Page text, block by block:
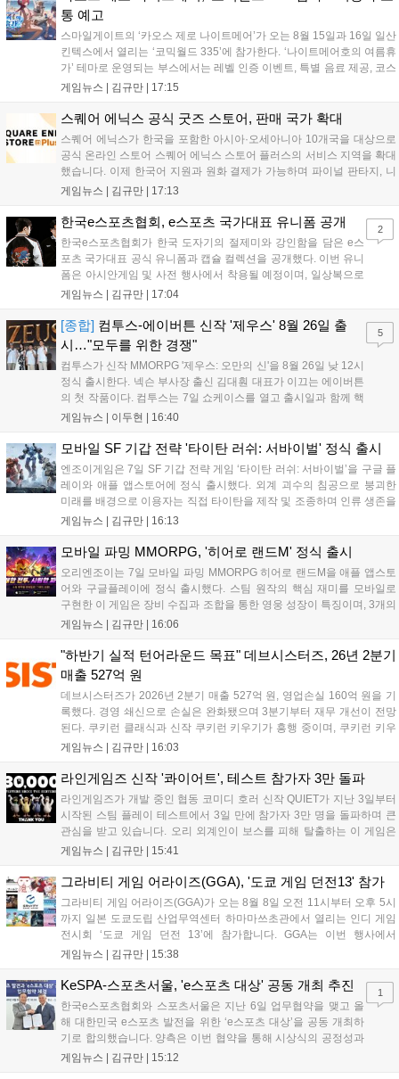
통 예고
스마일게이트의 ‘카오스 제로 나이트메어’가 오는 8월 15일과 16일 일산
킨텍스에서 열리는 ‘코믹월드 335’에 참가한다. ‘나이트메어호의 여름휴
가’ 테마로 운영되는 부스에서는 레벨 인증 이벤트, 특별 음료 제공, 코스
프레 모델 포토존 등 다채로운 행사가 진행된다. 유명 코스어 7인이 캐릭
세한 정보는 공식 커뮤니티에서 확인 가능하다....
게임뉴스 | 김규만 17:15
스퀘어 에닉스 공식 굿즈 스토어, 판매 국가 확대
스퀘어 에닉스가 한국을 포함한 아시아·오세아니아 10개국을 대상으로
공식 온라인 스토어 스퀘어 에닉스 스토어 플러스의 서비스 지역을 확대
했습니다. 이제 한국어 지원과 원화 결제가 가능하며 파이널 판타지, 니
어 등 주요 게임의 피규어, 굿즈를 구매할 수 있습니다. 신상품이 순차적
용 가능합니다....
게임뉴스 | 김규만 17:13
한국e스포츠협회, e스포츠 국가대표 유니폼 공개
한국e스포츠협회가 한국 도자기의 절제미와 강인함을 담은 e스
포츠 국가대표 공식 유니폼과 캡슐 컬렉션을 공개했다. 이번 유니
폼은 아시안게임 및 사전 행사에서 착용될 예정이며, 일상복으로
구성된 컬렉션은 오는 8월 28일부터 골스튜디오 공식 홈페이지
서는 대회 규정에 따라 별도의 유니폼을 착용할 계획이다....
게임뉴스 | 김규만 17:04
2
[종합] 컴투스-에이버튼 신작 '제우스' 8월 26일 출
시…"모두를 위한 경쟁"
컴투스가 신작 MMORPG '제우스: 오만의 신'을 8월 26일 낮 12시
정식 출시한다. 넥슨 부사장 출신 김대훤 대표가 이끄는 에이버튼
의 첫 작품이다. 컴투스는 7일 쇼케이스를 열고 출시일과 함께 핵
심 콘텐츠, 유료화 정책, 운영 방향을 공개했다. 캐릭터명 선점은
의 오만으로 균열이...
게임뉴스 | 이두현 16:40
5
모바일 SF 기갑 전략 '타이탄 러쉬: 서바이벌' 정식 출시
엔조이게임은 7일 SF 기갑 전략 게임 ‘타이탄 러쉬: 서바이벌’을 구글 플
레이와 애플 앱스토어에 정식 출시했다. 외계 괴수의 침공으로 붕괴한
미래를 배경으로 이용자는 직접 타이탄을 제작 및 조종하며 인류 생존을
위한 전투를 펼친다. 지휘관 모집, 피난처 운영, 연맹 협동 콘텐츠가 특징
지원 보상을 제공한다. 상세 내용은 공식 커뮤니티에서 확인 가능하다....
게임뉴스 | 김규만 16:13
모바일 파밍 MMORPG, '히어로 랜드M' 정식 출시
오리엔조이는 7일 모바일 파밍 MMORPG 히어로 랜드M을 애플 앱스토
어와 구글플레이에 정식 출시했다. 스팀 원작의 핵심 재미를 모바일로
구현한 이 게임은 장비 수집과 조합을 통한 영웅 성장이 특징이며, 3개의
무기 스킬을 활용한 전략적 전투와 길드전 등 다양한 콘텐츠를 제공한
혜택을 지급하며, 상세 내용은 공식 라운지에서 확인할 수 있다. 이용자
는 게임 접속 및 주요 콘텐츠 플레이를 통해 성장을 지원받을 수 있다....
게임뉴스 | 김규만 16:06
"하반기 실적 턴어라운드 목표" 데브시스터즈, 26년 2분기
매출 527억 원
데브시스터즈가 2026년 2분기 매출 527억 원, 영업손실 160억 원을 기
록했다. 경영 쇄신으로 손실은 완화됐으며 3분기부터 재무 개선이 전망
된다. 쿠키런 클래식과 신작 쿠키런 키우기가 흥행 중이며, 쿠키런 키우
기는 13일 첫 업데이트를 시작으로 2주 간격의 콘텐츠를 제공한다. 또한
이다. 회사는 비용 효율화와 신작 흥행을 통해 하반기 실적 턴어라운드
를 이끌 방침이다....
게임뉴스 | 김규만 16:03
라인게임즈 신작 '콰이어트', 테스트 참가자 3만 돌파
라인게임즈가 개발 중인 협동 코미디 호러 신작 QUIET가 지난 3일부터
시작된 스팀 플레이 테스트에서 3일 만에 참가자 3만 명을 돌파하며 큰
관심을 받고 있습니다. 오리 외계인이 보스를 피해 탈출하는 이 게임은
최대 4인 협동을 지원하며, 소음 관리와 물리 법칙을 활용한 전략적 플레
을 개선 중이며, 상세 정보는 스팀 페이지에서 확인 가능합니다....
게임뉴스 | 김규만 15:41
그라비티 게임 어라이즈(GGA), '도쿄 게임 던전13' 참가
그라비티 게임 어라이즈(GGA)가 오는 8월 8일 오전 11시부터 오후 5시
까지 일본 도쿄도립 산업무역센터 하마마쓰초관에서 열리는 인디 게임
전시회 ‘도쿄 게임 던전 13’에 참가합니다. GGA는 이번 행사에서
‘JALECO ARCADE COLLECTION’ 시리즈의 미공개 작품 12종을 최초
입니다. 시연 참여 관람객에게는 선착순으로 특별 굿즈를 증정하며, 인
디 게임 생태계 활성화와 신규 타이틀 반응 확인을 목표로 합니다....
게임뉴스 | 김규만 15:38
KeSPA-스포츠서울, 'e스포츠 대상' 공동 개최 추진
한국e스포츠협회와 스포츠서울은 지난 6일 업무협약을 맺고 올
해 대한민국 e스포츠 발전을 위한 ‘e스포츠 대상’을 공동 개최하
기로 합의했습니다. 양측은 이번 협약을 통해 시상식의 공정성과
전문성을 강화하고 MZ세대를 겨냥한 미디어 영향력을 확대해 e
게임뉴스 | 김규만 15:12
1